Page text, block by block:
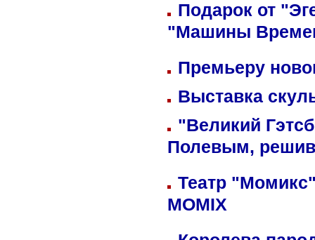
Подарок от
"Машины
Премьеру
Выставка
"Великий
Полевым,
Театр
MOMIX